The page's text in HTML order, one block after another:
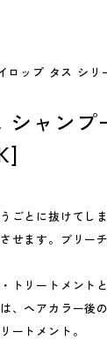
ロップ タス シ
シャンプ
ごとに抜けてし
せます。ブリー
トリートメント
、ヘアカラー後
ートメント。